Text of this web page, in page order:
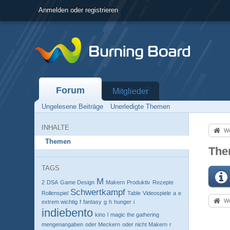
Anmelden oder registrieren
Forum Mitglieder
Ungelesene Beiträge Unerledigte Themen
INHALTE
Themen
TAGS
2 DSA Game Design M Makern Produktiv Rezepte
Rollenspiel Schwertkampf Table Videospiele a e
extrem wichtig f fantasy g h hunger i
indiebento kino l magic the gathering
mengenangaben oder Meckern oder nicht Makern r